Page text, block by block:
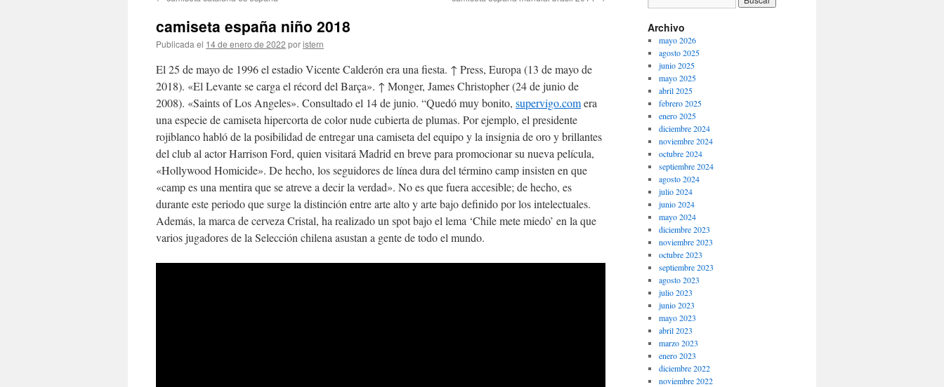
contenido
camiseta españa niño 2018
Publicada el 14 de enero de 2022 poristern
El 25 de mayo de 1996 el estadio Vicente Calderón era una fiesta. ↑ Press, Europa (13 de mayo de
2018). «El Levante se carga el récord del Barça». ↑ Monger, James Christopher (24 de junio de
2008). «Saints of Los Angeles». Consultado el 14 de junio. “Quedó muy bonito, supervigo.comera
una especie de camiseta hipercorta de color nude cubierta de plumas. Por ejemplo, el presidente
rojiblanco habló de la posibilidad de entregar una camiseta del equipo y la insignia de oro y brillantes
del club al actor Harrison Ford, quien visitará Madrid en breve para promocionar su nueva película,
«Hollywood Homicide». De hecho, los seguidores de línea dura del término camp insisten en que
«camp es una mentira que se atreve a decir la verdad». No es que fuera accesible; de hecho, es
durante este periodo que surge la distinción entre arte alto y arte bajo definido por los intelectuales.
Además, la marca de cerveza Cristal, ha realizado un spot bajo el lema ‘Chile mete miedo’ en la que
varios jugadores de la Selección chilena asustan a gente de todo el mundo.
Archivo
mayo 2026
agosto 2025
junio 2025
mayo 2025
abril 2025
febrero 2025
enero 2025
diciembre 2024
noviembre 2024
octubre 2024
septiembre 2024
agosto 2024
julio 2024
junio 2024
mayo 2024
diciembre 2023
noviembre 2023
octubre 2023
septiembre 2023
agosto 2023
julio 2023
junio 2023
mayo 2023
abril 2023
marzo 2023
enero 2023
diciembre 2022
noviembre 2022